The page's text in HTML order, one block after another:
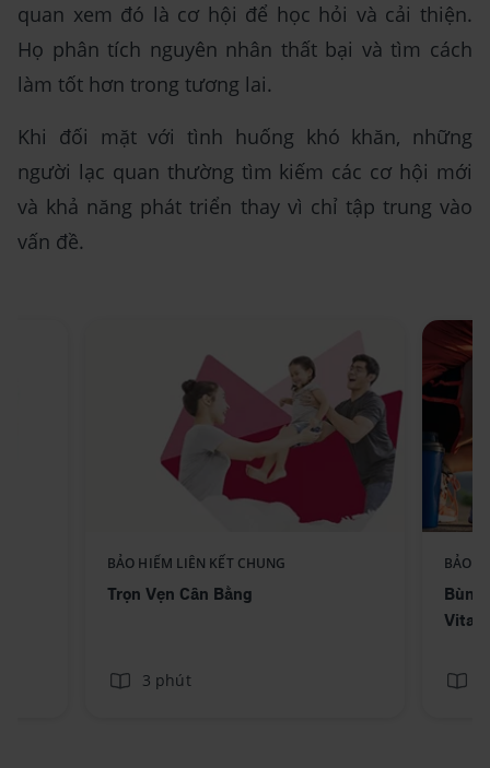
quan xem đó là cơ hội để học hỏi và cải thiện.
Họ phân tích nguyên nhân thất bại và tìm cách
làm tốt hơn trong tương lai.
Khi đối mặt với tình huống khó khăn, những
người lạc quan thường tìm kiếm các cơ hội mới
và khả năng phát triển thay vì chỉ tập trung vào
vấn đề.
BẢO HIỂM LIÊN KẾT CHUNG
Trọn Vẹn Cân Bằng
3 phút
BẢO
Bùng